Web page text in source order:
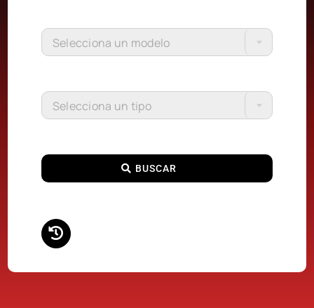
Selecciona un modelo
Selecciona un tipo
BUSCAR